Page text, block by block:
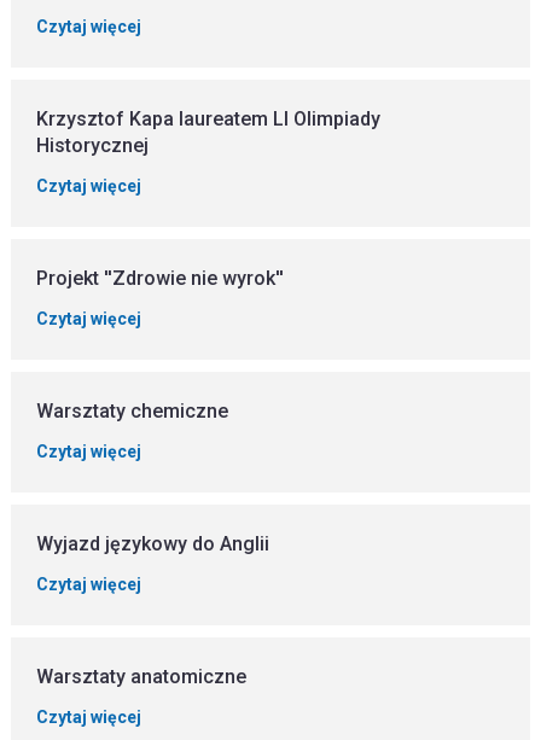
Czytaj więcej
Krzysztof Kapa laureatem LI Olimpiady
Historycznej
Czytaj więcej
Projekt ''Zdrowie nie wyrok''
Czytaj więcej
Warsztaty chemiczne
Czytaj więcej
Wyjazd językowy do Anglii
Czytaj więcej
Warsztaty anatomiczne
Czytaj więcej